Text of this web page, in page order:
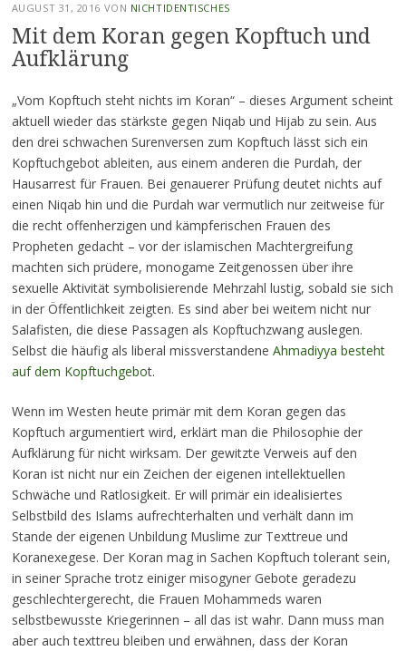
AUGUST 31, 2016 VON NICHTIDENTISCHES
Mit dem Koran gegen Kopftuch und
Aufklärung
„Vom Kopftuch steht nichts im Koran“ – dieses Argument scheint
aktuell wieder das stärkste gegen Niqab und Hijab zu sein. Aus
den drei schwachen Surenversen zum Kopftuch lässt sich ein
Kopftuchgebot ableiten, aus einem anderen die Purdah, der
Hausarrest für Frauen. Bei genauerer Prüfung deutet nichts auf
einen Niqab hin und die Purdah war vermutlich nur zeitweise für
die recht offenherzigen und kämpferischen Frauen des
Propheten gedacht – vor der islamischen Machtergreifung
machten sich prüdere, monogame Zeitgenossen über ihre
sexuelle Aktivität symbolisierende Mehrzahl lustig, sobald sie sich
in der Öffentlichkeit zeigten. Es sind aber bei weitem nicht nur
Salafisten, die diese Passagen als Kopftuchzwang auslegen.
Selbst die häufig als liberal missverstandene Ahmadiyya besteht
auf dem Kopftuchgebot.
Wenn im Westen heute primär mit dem Koran gegen das
Kopftuch argumentiert wird, erklärt man die Philosophie der
Aufklärung für nicht wirksam. Der gewitzte Verweis auf den
Koran ist nicht nur ein Zeichen der eigenen intellektuellen
Schwäche und Ratlosigkeit. Er will primär ein idealisiertes
Selbstbild des Islams aufrechterhalten und verhält dann im
Stande der eigenen Unbildung Muslime zur Texttreue und
Koranexegese. Der Koran mag in Sachen Kopftuch tolerant sein,
in seiner Sprache trotz einiger misogyner Gebote geradezu
geschlechtergerecht, die Frauen Mohammeds waren
selbstbewusste Kriegerinnen – all das ist wahr. Dann muss man
aber auch texttreu bleiben und erwähnen, dass der Koran